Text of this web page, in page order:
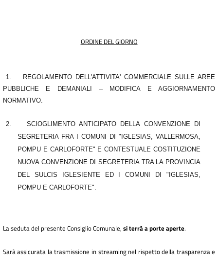
ORDINE DEL GIORNO
1.
REGOLAMENTO DELL'ATTIVITA' COMMERCIALE SULLE AREE
PUBBLICHE E DEMANIALI – MODIFICA E AGGIORNAMENTO
NORMATIVO.
2.
SCIOGLIMENTO ANTICIPATO DELLA CONVENZIONE DI
SEGRETERIA FRA I COMUNI DI "IGLESIAS, VALLERMOSA,
POMPU E CARLOFORTE" E CONTESTUALE COSTITUZIONE
NUOVA CONVENZIONE DI SEGRETERIA TRA LA PROVINCIA
DEL SULCIS IGLESIENTE ED I COMUNI DI "IGLESIAS,
POMPU E CARLOFORTE".
La seduta del presente Consiglio Comunale, si terrà a porte aperte.
Sarà assicurata la trasmissione in streaming nel rispetto della trasparenza e